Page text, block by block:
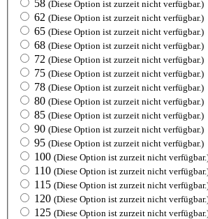
58 (Diese Option ist zurzeit nicht verfügbar.)
62 (Diese Option ist zurzeit nicht verfügbar.)
65 (Diese Option ist zurzeit nicht verfügbar.)
68 (Diese Option ist zurzeit nicht verfügbar.)
72 (Diese Option ist zurzeit nicht verfügbar.)
75 (Diese Option ist zurzeit nicht verfügbar.)
78 (Diese Option ist zurzeit nicht verfügbar.)
80 (Diese Option ist zurzeit nicht verfügbar.)
85 (Diese Option ist zurzeit nicht verfügbar.)
90 (Diese Option ist zurzeit nicht verfügbar.)
95 (Diese Option ist zurzeit nicht verfügbar.)
100 (Diese Option ist zurzeit nicht
110 (Diese Option ist zurzeit nicht
115 (Diese Option ist zurzeit nicht
120 (Diese Option ist zurzeit nicht
125 (Diese Option ist zurzeit nicht